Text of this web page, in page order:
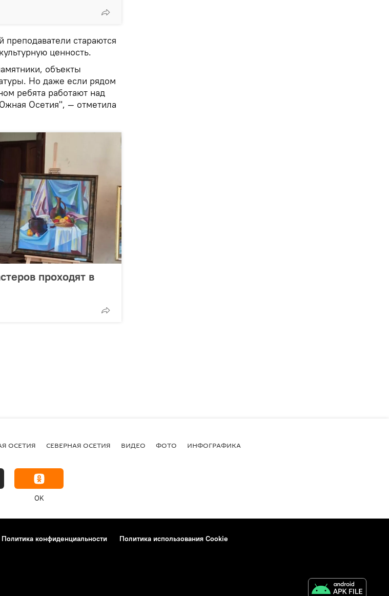
преподаватели стараются
ценность.
объекты
Но даже если рядом
ребята работают над
Осетия", — отметила
проходят в
ОСЕТИЯ СЕВЕРНАЯ ОСЕТИЯ ВИДЕО ФОТО ИНФОГРАФИКА
OK
Политика конфиденциальности
Политика использования Cookie